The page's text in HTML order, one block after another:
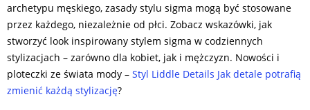
archetypu męskiego, zasady stylu sigma mogą być stosowane
przez każdego, niezależnie od płci. Zobacz wskazówki, jak
stworzyć look inspirowany stylem sigma w codziennych
stylizacjach – zarówno dla kobiet, jak i mężczyzn. Nowości i
ploteczki ze świata mody – Styl Liddle Details Jak detale potrafią
zmienić każdą stylizację?